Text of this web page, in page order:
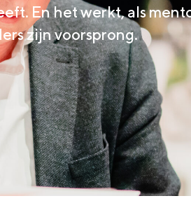
En het werkt, als
zijn voorsprong.